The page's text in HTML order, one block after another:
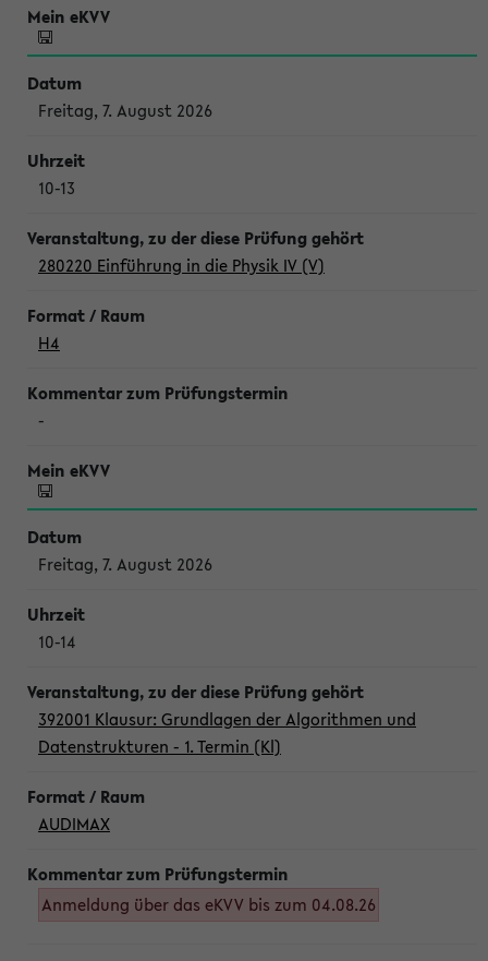
Freitag, 7. August 2026
10-13
280220 Einführung in die Physik IV (V)
H4
-
Freitag, 7. August 2026
10-14
392001 Klausur: Grundlagen der Algorithmen und
Datenstrukturen - 1. Termin (Kl)
AUDIMAX
Anmeldung über das eKVV bis zum 04.08.26